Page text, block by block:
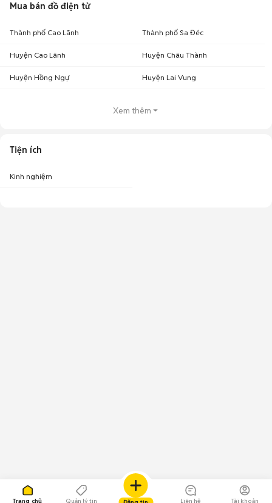
Trang chủ Quản lý tin Liên hệ Tài khoản
Mua bán đồ điện tử
Thành phố Cao Lãnh Thành phố Sa Đéc
Huyện Cao Lãnh Huyện Châu Thành
Huyện Hồng Ngự Huyện Lai Vung
Xem thêm
Tiện ích
Kinh nghiệm